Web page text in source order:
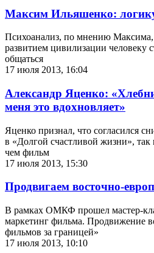
Максим Ильяшенко:
Психоанализ, по мнению Максима,
развитием цивилизации человеку
общаться
17 июля 2013, 16:04
Александр Яценко:
меня это вдохновляет»
Яценко признал, что согласился
в «Долгой счастливой жизни», так
чем фильм
17 июля 2013, 15:30
Продвигаем восточно-
В рамках ОМКФ прошел мастер-
маркетинг фильма. Продвижение
фильмов за границей»
17 июля 2013, 10:10